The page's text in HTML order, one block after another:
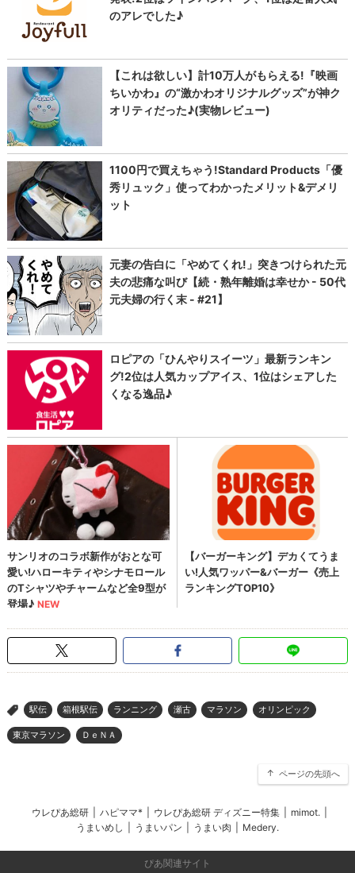
> 駅伝 箱根駅伝 ランニング 瀬古 マラソン オリンピック
東京マラソン ＤｅＮＡ
ページの先頭へ
ウレぴあ総研 ハピママ* ウレぴあ総研 ディズニー特集 mimot.
うまいめし
うまいパン うまい肉 Medery.
ぴあ関連サイト